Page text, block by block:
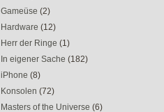
Gameüse (2)
Hardware (12)
Herr der Ringe (1)
In eigener Sache (182)
iPhone (8)
Konsolen (72)
Masters of the Universe (6)